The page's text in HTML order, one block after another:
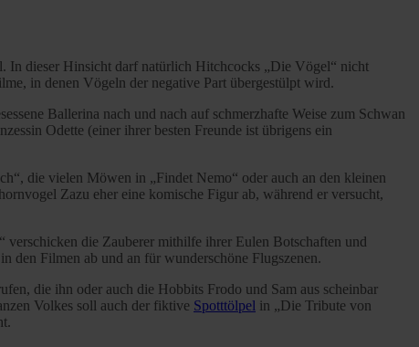
In dieser Hinsicht darf natürlich Hitchcocks „Die Vögel“ nicht
in denen Vögeln der negative Part übergestülpt wird.
Ballerina nach und nach auf schmerzhafte Weise zum Schwan
Odette (einer ihrer besten Freunde ist übrigens ein
die vielen Möwen in „Findet Nemo“ oder auch an den kleinen
Zazu eher eine komische Figur ab, während er versucht,
die Zauberer mithilfe ihrer Eulen Botschaften und
den Filmen ab und an für wunderschöne Flugszenen.
die ihn oder auch die Hobbits Frodo und Sam aus scheinbar
Volkes soll auch der fiktive Spotttölpel in „Die Tribute von